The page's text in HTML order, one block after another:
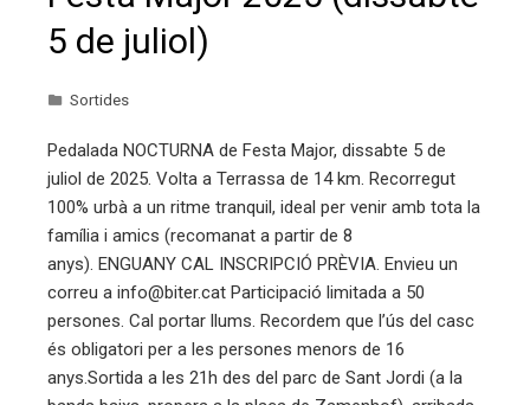
5 de juliol)
Sortides
Pedalada NOCTURNA de Festa Major, dissabte 5 de
juliol de 2025. Volta a Terrassa de 14 km. Recorregut
100% urbà a un ritme tranquil, ideal per venir amb tota la
família i amics (recomanat a partir de 8
anys). ENGUANY CAL INSCRIPCIÓ PRÈVIA. Envieu un
correu a info@biter.cat Participació limitada a 50
persones. Cal portar llums. Recordem que l’ús del casc
és obligatori per a les persones menors de 16
anys.Sortida a les 21h des del parc de Sant Jordi (a la